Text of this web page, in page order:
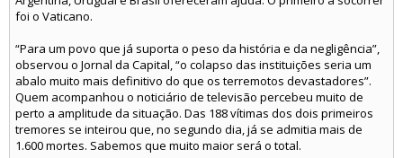
foi o Vaticano.
“Para um povo que já suporta o peso da história e da negligência”,
observou o Jornal da Capital, “o colapso das instituições seria um
abalo muito mais definitivo do que os terremotos devastadores”.
Quem acompanhou o noticiário de televisão percebeu muito de
perto a amplitude da situação. Das 188 vítimas dos dois primeiros
tremores se inteirou que, no segundo dia, já se admitia mais de
1.600 mortes. Sabemos que muito maior será o total.